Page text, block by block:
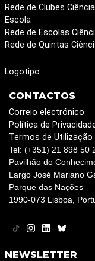
Rede de Clubes
Escola
Rede de Escolas
Rede de Quintas
Logotipo
CONTACTOS
Correio electrónico
Política de
Termos de Utilização
Tel: (+351) 21 898 50
Pavilhão do
Largo José Mariano
Parque das Nações
1990-073 Lisboa,
NEWSLETTER